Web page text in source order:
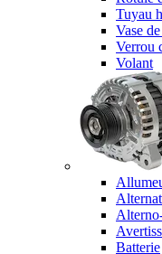
Tuyau
Vase
Verrou
Volant
Batterie